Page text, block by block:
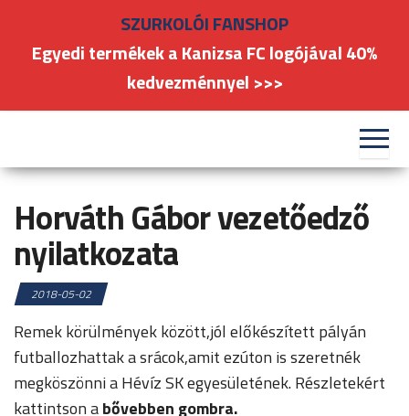
FC
#kanizsafoci
Horváth Gábor vezetőedző
nyilatkozata
2018-05-02
Remek körülmények között,jól előkészített pályán
futballozhattak a srácok,amit ezúton is szeretnék
megköszönni a Hévíz SK egyesületének. Részletekért
kattintson abővebben gombra.
SZURKOLÓI FANSHOP
Egyedi termékek a Kanizsa FC logójával 40%
kedvezménnyel >>>